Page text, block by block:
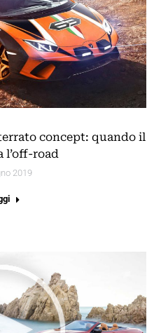
concept: quando il
l’off-road
2019